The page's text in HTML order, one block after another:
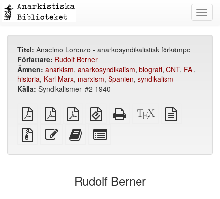
Titel: Anselmo Lorenzo - anarkosyndikalistisk förkämpe
Författare: Rudolf Berner
Ämnen: anarkism, anarkosyndikalism, biografi, CNT, FAI,
historia, Karl Marx, marxism, Spanien, syndikalism
Källa: Syndikalismen #2 1940
plain
PDF
A4
imposed
PDF
Letter
imposed
PDF
EPUB
(för
mobila
enheter)
Fristående
HTML
XeLaTeX
källa
Källfiler
med
Redigera
denna
Lägg
text
bokskaparen
for
bookbuilder
Rudolf Berner